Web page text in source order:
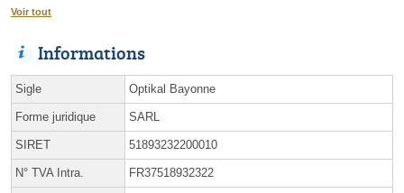
Voir tout
Informations
Sigle Optikal Bayonne
Forme juridique SARL
SIRET 51893232200010
N° TVA Intra. FR37518932322